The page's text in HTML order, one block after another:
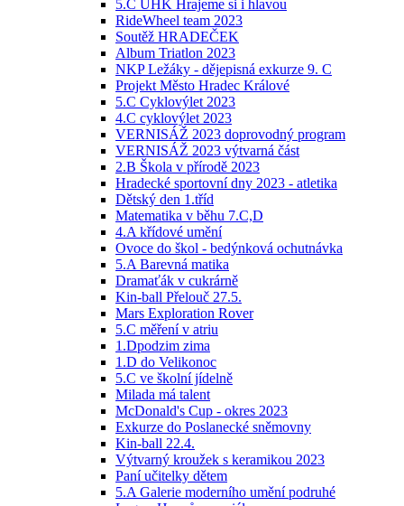
5.C UHK Hrajeme si i hlavou
RideWheel team 2023
Soutěž HRADEČEK
Album Triatlon 2023
NKP Ležáky - dějepisná exkurze 9. C
Projekt Město Hradec Králové
5.C Cyklovýlet 2023
4.C cyklovýlet 2023
VERNISÁŽ 2023 doprovodný program
VERNISÁŽ 2023 výtvarná část
2.B Škola v přírodě 2023
Hradecké sportovní dny 2023 - atletika
Dětský den 1.tříd
Matematika v běhu 7.C,D
4.A křídové umění
Ovoce do škol - bedýnková ochutnávka
5.A Barevná matika
Dramaťák v cukrárně
Kin-ball Přelouč 27.5.
Mars Exploration Rover
5.C měření v atriu
1.Dpodzim zima
1.D do Velikonoc
5.C ve školní jídelně
Milada má talent
McDonald's Cup - okres 2023
Exkurze do Poslanecké sněmovny
Kin-ball 22.4.
Výtvarný kroužek s keramikou 2023
Paní učitelky dětem
5.A Galerie moderního umění podruhé